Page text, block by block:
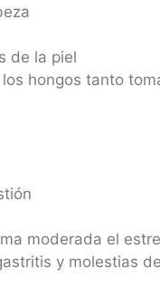
de la piel
hongos tanto
moderada el
y molestias